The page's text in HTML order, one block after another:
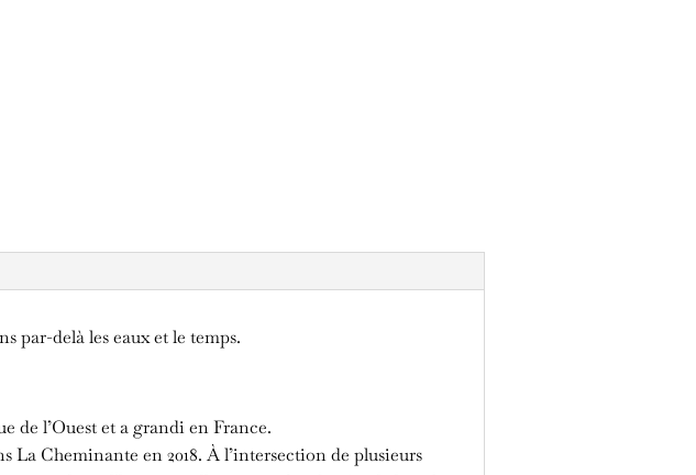
par-delà les eaux et le temps.
de l’Ouest et a grandi en France.
La Cheminante en 2018. À l’intersection de plusieurs